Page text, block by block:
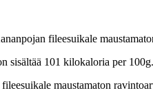
fileesuikale
sisältää 101 kilokaloria per
maustamaton